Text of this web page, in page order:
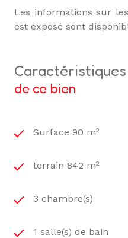
Les informations sur
est exposé sont
caractéristiques
de ce bien
Surface 90 m²
terrain 842 m²
3 chambre(s)
1 salle(s) de bain